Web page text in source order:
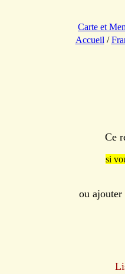
Carte et
Accueil /
Ce
si
ou